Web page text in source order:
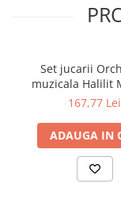
Set jucarii
muzicala Halilit
167,77 Lei
ADAUGA IN